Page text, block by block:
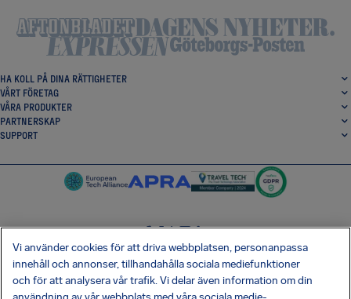
HA KOLL PÅ DINA RÄTTIGHETER
VÅRT FÖRETAG
VÅRA PRODUKTER
PARTNERSKAP
SUPPORT
SocialFacebook
SocialTwitter
SocialInstagram
SocialLinkedin
HÄMTA VÅR GRATIS-APP
Vi använder cookies för att driva webbplatsen, personanpassa
innehåll och annonser, tillhandahålla sociala mediefunktioner
och för att analysera vår trafik. Vi delar även information om din